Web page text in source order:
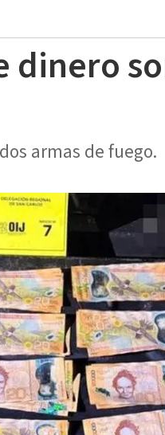
dinero
armas de fuego.